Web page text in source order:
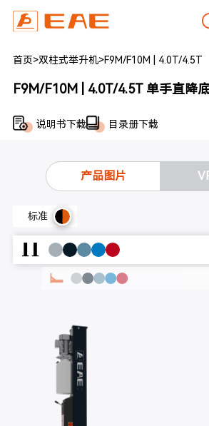
首页>双柱式举升机>F9M/F10M | 4.0T/4.5T
F9M/F10M | 4.0T/4.5T 单手直降
说明书下载 目录册下载
产品图片
标准